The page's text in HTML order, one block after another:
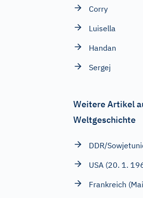
Corry
Luisella
Handan
Sergej
Weitere Artikel
Weltgeschichte
DDR/
USA (20. 1.
Frankreich